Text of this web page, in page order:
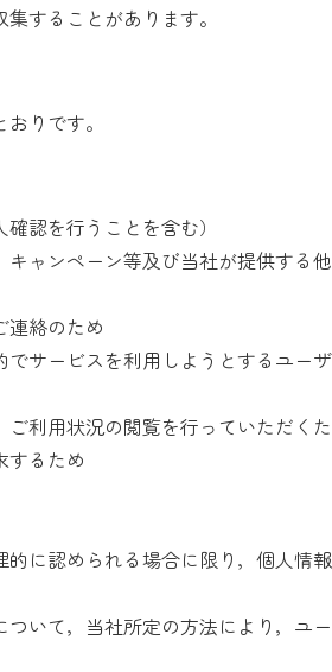
することがあります。
りです。
認を行うことを含む）
ャンペーン等及び当社が提供する
連絡のため
サービスを利用しようとするユー
利用状況の閲覧を行っていただく
するため
に認められる場合に限り，個人情
いて，当社所定の方法により，ユ